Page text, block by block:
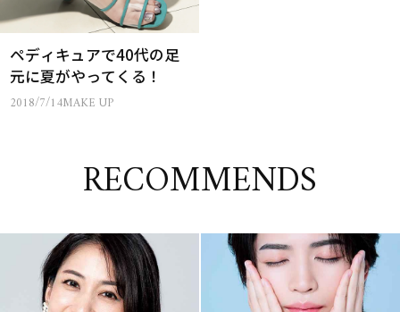
ペディキュアで40代の足
元に夏がやってくる！
2018/7/14MAKE UP
RECOMMENDS